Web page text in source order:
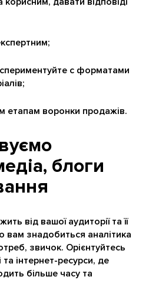
с форматами
етапам воронки продажів.
блоги
від вашої аудиторії та її
знадобиться аналітика
звичок. Орієнтуйтесь
та інтернет-ресурси, де
більше часу та